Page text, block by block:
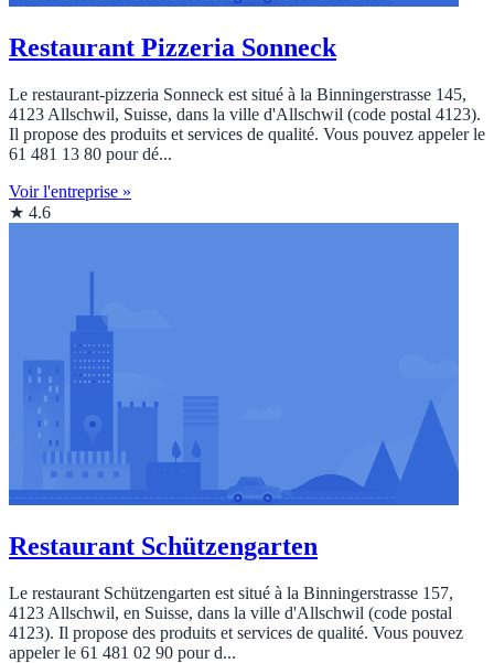
Restaurant Pizzeria Sonneck
Le restaurant-pizzeria Sonneck est situé à la Binningerstrasse 145,
4123 Allschwil, Suisse, dans la ville d'Allschwil (code postal 4123).
Il propose des produits et services de qualité. Vous pouvez appeler le
61 481 13 80 pour dé...
Voir l'entreprise »
★ 4.6
Restaurant Schützengarten
Le restaurant Schützengarten est situé à la Binningerstrasse 157,
4123 Allschwil, en Suisse, dans la ville d'Allschwil (code postal
4123). Il propose des produits et services de qualité. Vous pouvez
appeler le 61 481 02 90 pour d...